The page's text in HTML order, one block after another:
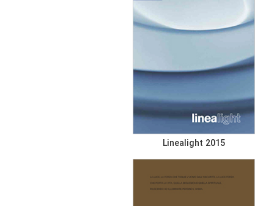
Linealight 2015